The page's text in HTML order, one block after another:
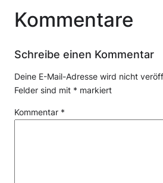
Kommentare
Schreibe einen Kommentar
Deine E-Mail-Adresse wird nicht
Felder sind mit * markiert
Kommentar *